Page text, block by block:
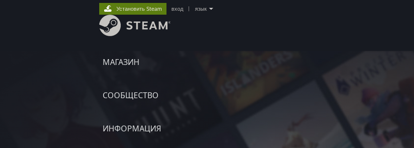
МАГАЗИН
СООБЩЕСТВО
ИНФОРМАЦИЯ
Установить Steam вход язык